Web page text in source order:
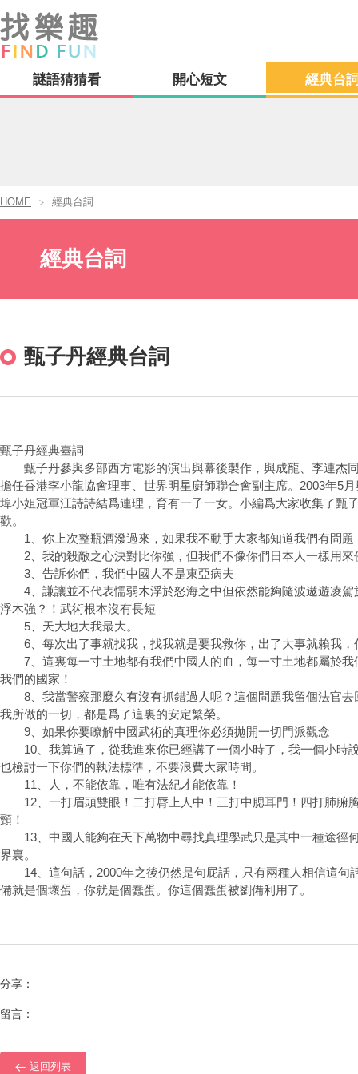
謎語猜猜看 開心短文 經典台
HOME 經典台詞
經典台詞
甄子丹經典台詞
甄子丹經典臺詞
甄子丹參與多部西方電影的演出與幕後製作，與成龍、李連杰
擔任香港李小龍協會理事、世界明星廚師聯合會副主席。2003年5
埠小姐冠軍汪詩詩結爲連理，育有一子一女。小編爲大家收集了甄
歡。
1、你上次整瓶酒潑過來，如果我不動手大家都知道我們有問題
2、我的殺敵之心決對比你強，但我們不像你們日本人一樣用來
3、告訴你們，我們中國人不是東亞病夫
4、謙讓並不代表懦弱木浮於怒海之中但依然能夠隨波遨遊凌駕
浮木強？！武術根本沒有長短
5、天大地大我最大。
6、每次出了事就找我，找我就是要我救你，出了大事就賴我，
7、這裏每一寸土地都有我們中國人的血，每一寸土地都屬於我
我們的國家！
8、我當警察那麼久有沒有抓錯過人呢？這個問題我留個法官去
我所做的一切，都是爲了這裏的安定繁榮。
9、如果你要瞭解中國武術的真理你必須拋開一切門派觀念
10、我算過了，從我進來你已經講了一個小時了，我一個小時
也檢討一下你們的執法標準，不要浪費大家時間。
11、人，不能依靠，唯有法紀才能依靠！
12、一打眉頭雙眼！二打脣上人中！三打中腮耳門！四打肺腑
頸！
13、中國人能夠在天下萬物中尋找真理學武只是其中一種途徑
界裏。
14、這句話，2000年之後仍然是句屁話，只有兩種人相信這句
備就是個壞蛋，你就是個蠢蛋。你這個蠢蛋被劉備利用了。
分享：
留言：
返回列表